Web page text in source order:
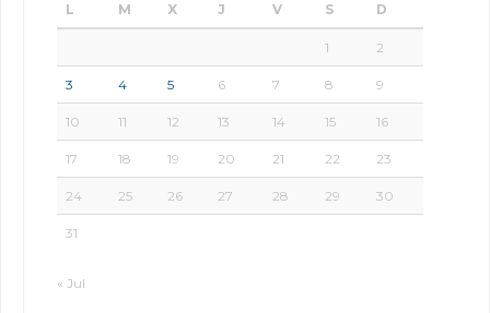
L M X J V S D
1 2
3 4 5 6 7 8 9
10 11 12 13 14 15 16
17 18 19 20 21 22 23
24 25 26 27 28 29 30
31
« Jul